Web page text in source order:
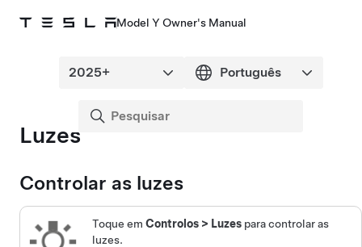
Model Y Owner's Manual
Luzes
Controlar as luzes
Toque emControlos > Luzes para controlar as
luzes.